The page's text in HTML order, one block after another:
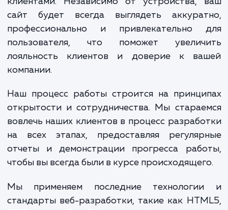
создание дизайна, учитывающего
отображения на разных экранах;
тестирование на различных
браузерах; оптимизацию скорости
ресурсов сайта, чтобы обеспечить
пользователей.
Адаптивная вёрстка преобразует ваш
универсальный инструмент
клиентами. Независимо от устройства,
профессионально и привлекательно
пользователя, что поможет